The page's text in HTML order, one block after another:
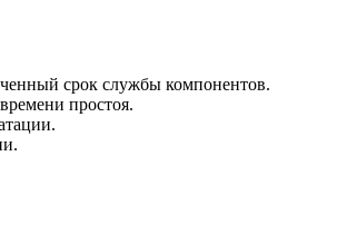
срок службы компонентов.
простоя.